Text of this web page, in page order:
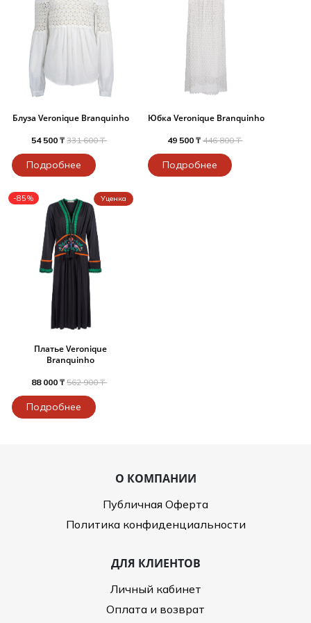
Блуза Veronique Branquinho
54 500 ₸331 600 ₸
Подробнее
Юбка Veronique Branquinho
49 500 ₸ 446 800 ₸
Подробнее
-85% Уценка
Платье Veronique
Branquinho
88 000 ₸562 900 ₸
Подробнее
О КОМПАНИИ
Публичная Оферта
Политика конфиденциальности
ДЛЯ КЛИЕНТОВ
Личный кабинет
Оплата и возврат